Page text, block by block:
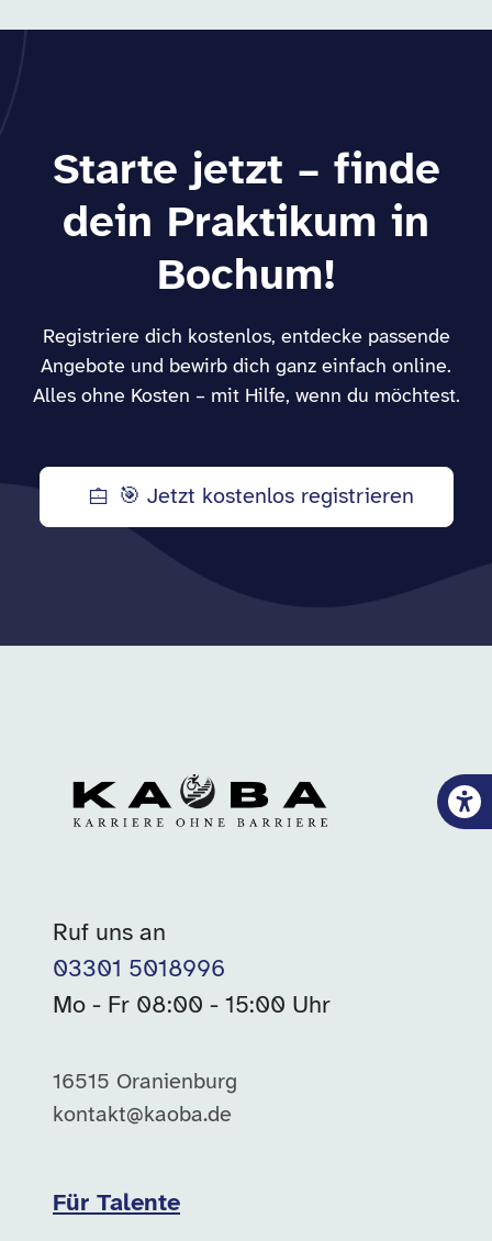
Starte jetzt – finde
dein Praktikum in
Bochum!
Registriere dich kostenlos, entdecke passende
Angebote und bewirb dich ganz einfach online.
Alles ohne Kosten – mit Hilfe, wenn du möchtest.
🎯 Jetzt kostenlos registrieren
Ruf uns an
03301 5018996
Mo - Fr 08:00 - 15:00 Uhr
16515 Oranienburg
kontakt@kaoba.de
Für Talente